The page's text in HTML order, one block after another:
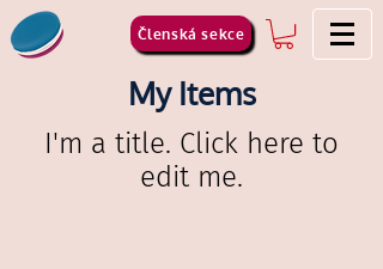
Členská sekce
My Items
I'm a title. ​Click here to
edit me.